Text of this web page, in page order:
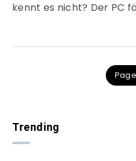
kennt es nicht? Der PC
Page
Trending